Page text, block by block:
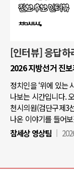
[인터뷰] 응답
2026 지방선거 진
정치인을 ‘위에 있는
나보는 시간입니다.
천시의원(검단구제3
나온 이야기를 들어
참세상 영상팀